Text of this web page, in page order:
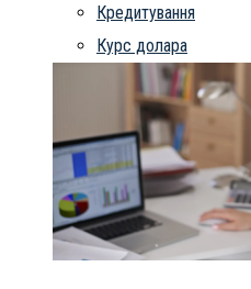
Кредитування
Курс долара